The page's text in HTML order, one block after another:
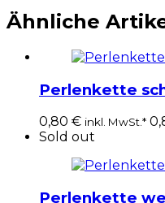
Ähnliche
Perlenkette
0,80 € inkl. MwSt.*
Sold out
Perlenkette